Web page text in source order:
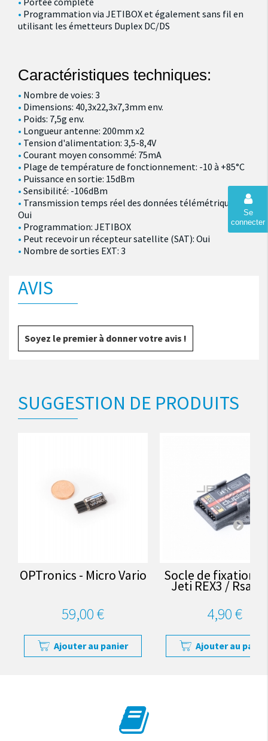
Se
connecter
Programmation via JETIBOX et également sans fil en
utilisant les émetteurs Duplex DC/DS
Caractéristiques techniques:
Nombre de voies: 3
Dimensions: 40,3x22,3x7,3mm env.
Poids: 7,5g env.
Longueur antenne: 200mm x2
Tension d'alimentation: 3,5-8,4V
Courant moyen consommé: 75mA
Plage de température de fonctionnement: -10 à +85°C
Puissance en sortie: 15dBm
Sensibilité: -106dBm
Transmission temps réel des données télémétriques:
Oui
Programmation: JETIBOX
Peut recevoir un récepteur satellite (SAT): Oui
Nombre de sorties EXT: 3
AVIS
Soyez le premier à donner votre avis !
SUGGESTION DE PRODUITS
OPTronics - Micro Vario
59,00 €
Ajouter au panier
Socle de fixation
Jeti REX3 / Rsat
4,90 €
Ajouter au